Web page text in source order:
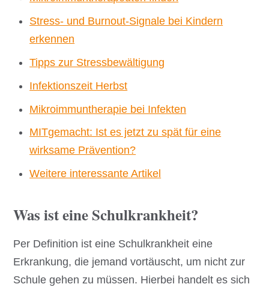
Stress- und Burnout-Signale bei Kindern
erkennen
Tipps zur Stressbewältigung
Infektionszeit Herbst
Mikroimmuntherapie bei Infekten
MITgemacht: Ist es jetzt zu spät für eine
wirksame Prävention?
Weitere interessante Artikel
Was ist eine Schulkrankheit?
Per Definition ist eine Schulkrankheit eine
Erkrankung, die jemand vortäuscht, um nicht zur
Schule gehen zu müssen. Hierbei handelt es sich